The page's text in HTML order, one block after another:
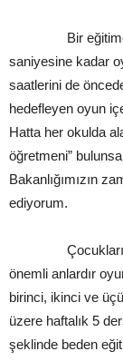
Bir eğitimci
saniyesine kadar
saatlerini de
hedefleyen oyun
Hatta her okulda
öğretmeni”
Bakanlığımızın
ediyorum.
Çocukların
önemli anlardır
birinci, ikinci ve
üzere haftalık 5
şeklinde beden